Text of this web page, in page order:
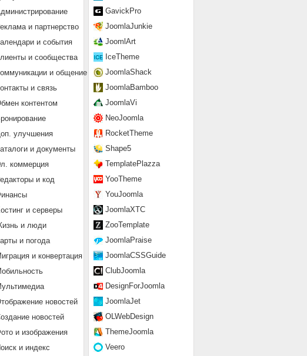
GavickPro
JoomlaJunkie
JoomlArt
IceTheme
JoomlaShack
JoomlaBamboo
JoomlaVi
NeoJoomla
RocketTheme
Shape5
TemplatePlazza
YooTheme
YouJoomla
JoomlaXTC
ZooTemplate
JoomlaPraise
JoomlaCSSGuide
ClubJoomla
DesignForJoomla
JoomlaJet
OLWebDesign
ThemeJoomla
Veero
и партнерство
и события
и сообщества
и общение
и связь
контентом
улучшения
и документы
коммерция
и код
и серверы
и люди
и погода
и конвертация
новостей
новостей
и изображения
и индекс